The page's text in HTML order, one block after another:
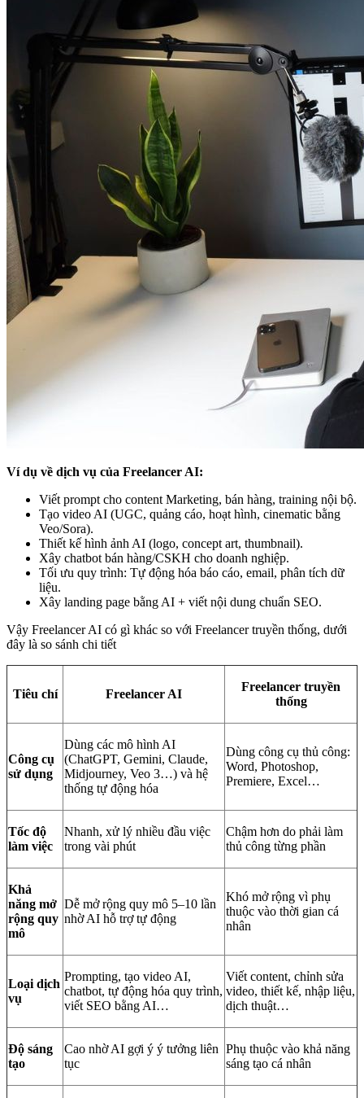
Ví dụ về dịch vụ của Freelancer AI:
Viết prompt cho content Marketing, bán hàng, training nội bộ.
Tạo video AI (UGC, quảng cáo, hoạt hình, cinematic bằng
Veo/Sora).
Thiết kế hình ảnh AI (logo, concept art, thumbnail).
Xây chatbot bán hàng/CSKH cho doanh nghiệp.
Tối ưu quy trình: Tự động hóa báo cáo, email, phân tích dữ
liệu.
Xây landing page bằng AI + viết nội dung chuẩn SEO.
Vậy Freelancer AI có gì khác so với Freelancer truyền thống, dưới
đây là so sánh chi tiết
Tiêu chí Freelancer AI
Freelancer truyền
thống
Công cụ
sử dụng
Dùng các mô hình AI
(ChatGPT, Gemini, Claude,
Midjourney, Veo 3…) và hệ
thống tự động hóa
Dùng công cụ thủ công:
Word, Photoshop,
Premiere, Excel…
Tốc độ
làm việc
Nhanh, xử lý nhiều đầu việc
trong vài phút
Chậm hơn do phải làm
thủ công từng phần
Khả
năng mở
rộng quy
mô
Dễ mở rộng quy mô 5–10 lần
nhờ AI hỗ trợ tự động
Khó mở rộng vì phụ
thuộc vào thời gian cá
nhân
Loại dịch
vụ
Prompting, tạo video AI,
chatbot, tự động hóa quy trình,
viết SEO bằng AI…
Viết content, chỉnh sửa
video, thiết kế, nhập liệu,
dịch thuật…
Độ sáng
tạo
Cao nhờ AI gợi ý ý tưởng liên
tục
Phụ thuộc vào khả năng
sáng tạo cá nhân